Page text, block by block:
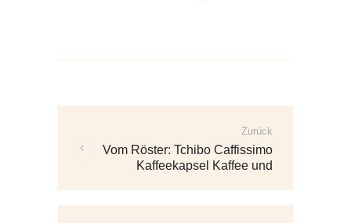
Zurück
Vom Röster: Tchibo Caffissimo
Kaffeekapsel Kaffee und